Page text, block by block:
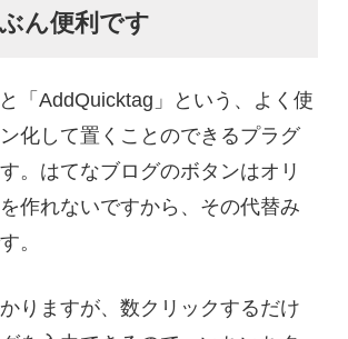
ん便利です
「AddQuicktag」という、よく使
化して置くことのできるプラグ
。はてなブログのボタンはオリ
作れないですから、その代替み
。
りますが、数クリックするだけ